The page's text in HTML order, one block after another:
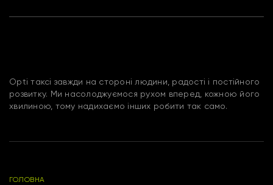
Opti таксі завжди на стороні людини, радості і постійного
розвитку. Ми насолоджуємося рухом вперед, кожною його
хвилиною, тому надихаємо інших робити так само.
ГОЛОВНА